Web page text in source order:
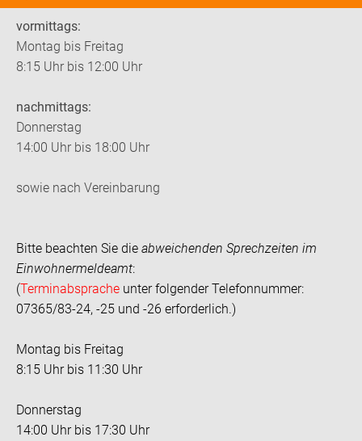
vormittags:
Montag bis Freitag
8:15 Uhr bis 12:00 Uhr
nachmittags:
Donnerstag
14:00 Uhr bis 18:00 Uhr
sowie nach Vereinbarung
Bitte beachten Sie die abweichenden Sprechzeiten im
Einwohnermeldeamt:
(Terminabsprache unter folgender Telefonnummer:
07365/83-24, -25 und -26 erforderlich.)
Montag bis Freitag
8:15 Uhr bis 11:30 Uhr
Donnerstag
14:00 Uhr bis 17:30 Uhr